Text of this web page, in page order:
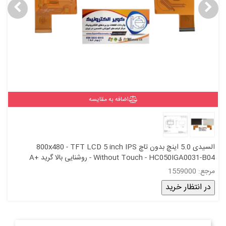
اضافه به مقایسه
السیدی 5.0 اینچ بدون تاچ 800x480 - TFT LCD 5 inch IPS
Without Touch - HC050IGA0031-B04 - روشنایی بالا گرید +A
مرجع: 1559000
در انتظار خرید